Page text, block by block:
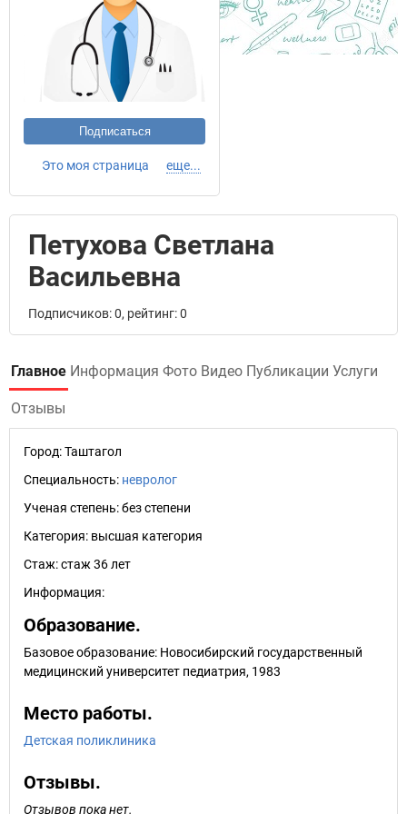
Подписаться
Это моя страница еще...
Петухова Светлана
Васильевна
Подписчиков: 0, рейтинг: 0
Главное Информация Фото Видео Публикации Услуги
Отзывы
Город:Таштагол
Специальность: невролог
Ученая степень:без степени
Категория: высшая категория
Стаж:стаж 36 лет
Информация:
Образование.
Базовое образование: Новосибирский государственный
медицинский университет педиатрия, 1983
Место работы.
Детская поликлиника
Отзывы.
Отзывов пока нет.